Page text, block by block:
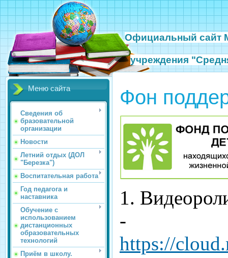
Официальный сайт
учреждения
Меню сайта
Сведения об
бразовательной
организации
Новости
Летний отдых (ДОЛ
"Березка")
Воспитательная работа
Год педагога и
наставника
Обучение с
использованием
дистанционных
образовательных
технологий
Приём в школу.
Фон
1.
-
https://